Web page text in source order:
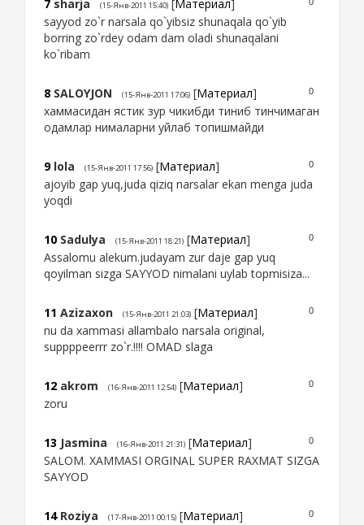
7 sharja (15-Янв-2011 15:40) [Материал]
sayyod zo`r narsala qo`yibsiz shunaqala qo`yib
borring zo`rdey odam dam oladi shunaqalani
ko`ribam
0
8 SALOYJON (15-Янв-2011 17:06) [Материал]
хаммасидан ястик зур чикибди тиниб тинчимаган
одамлар нималарни уйлаб топишмайди
0
9 lola (15-Янв-2011 17:56) [Материал]
ajoyib gap yuq,juda qiziq narsalar ekan menga juda
yoqdi
0
10 Sadulya (15-Янв-2011 18:21) [Материал]
Assalomu alekum.judayam zur daje gap yuq
qoyilman sizga SAYYOD nimalani uylab topmisiza...
0
11 Azizaxon (15-Янв-2011 21:03) [Материал]
nu da xammasi allambalo narsala original,
suppppeerrr zo`r.!!!! OMAD slaga
0
12 akrom (16-Янв-2011 12:54) [Материал]
zoru
0
13 Jasmina (16-Янв-2011 21:31) [Материал]
SALOM. XAMMASI ORGINAL SUPER RAXMAT SIZGA
SAYYOD
0
14 Roziya (17-Янв-2011 00:15) [Материал]